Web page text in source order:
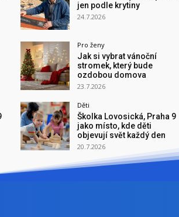
jen podle krytiny
24.7.2026
Pro ženy
Jak si vybrat vánoční
stromek, který bude
ozdobou domova
23.7.2026
Děti
Školka Lovosická, Praha 9
jako místo, kde děti
objevují svět každý den
20.7.2026